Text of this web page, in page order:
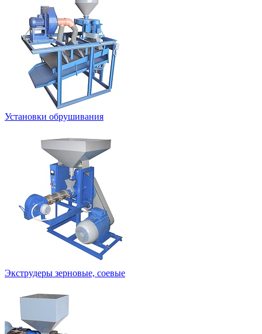
Установки обрушивания
Экструдеры зерновые, соевые